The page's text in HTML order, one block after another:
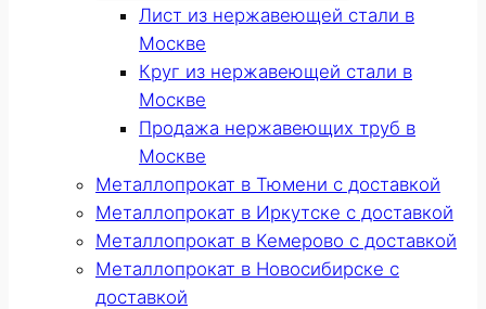
Лист из нержавеющей стали в
Москве
Круг из нержавеющей стали в
Москве
Продажа нержавеющих труб в
Москве
Металлопрокат в Тюмени с доставкой
Металлопрокат в Иркутске с доставкой
Металлопрокат в Кемерово с доставкой
Металлопрокат в Новосибирске с
доставкой